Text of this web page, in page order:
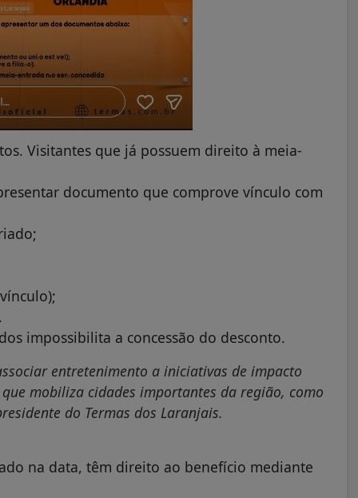
Visitantes que já possuem direito à meia-
documento que comprove vínculo com
impossibilita a concessão do desconto.
entretenimento a iniciativas de impacto
mobiliza cidades importantes da região, como
do Termas dos Laranjais.
na data, têm direito ao benefício mediante